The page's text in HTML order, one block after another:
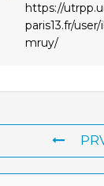
https://
paris13.fr/user/
mruy/